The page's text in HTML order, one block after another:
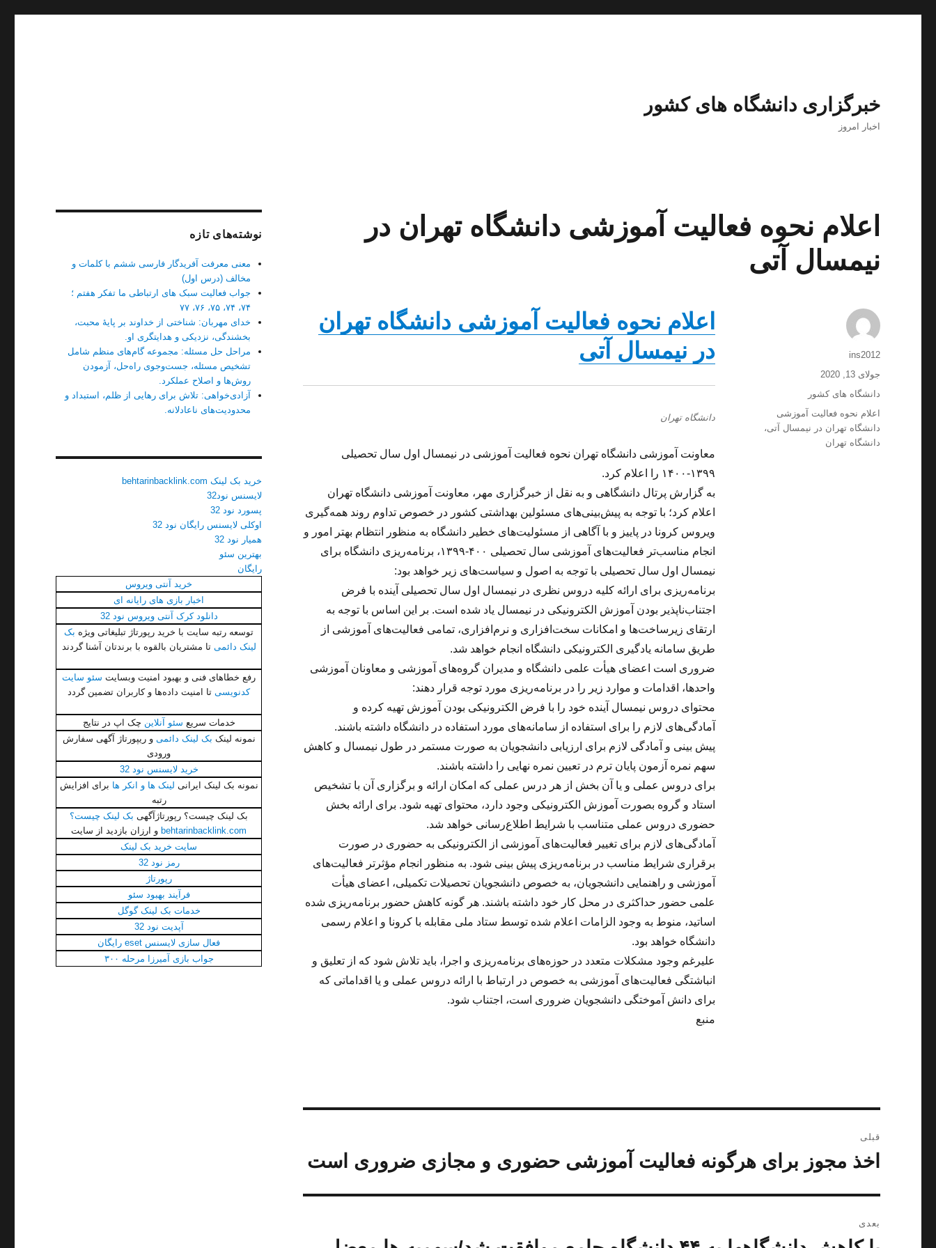
خبرگزاری دانشگاه های کشور
اخبار امروز
اعلام نحوه فعالیت آموزشی دانشگاه تهران در
نیمسال آتی
اعلام نحوه فعالیت آموزشی دانشگاه تهران
در نیمسال آتی
دانشگاه تهران
معاونت آموزشی دانشگاه تهران نحوه فعالیت آموزشی در نیمسال اول سال تحصیلی
۱۳۹۹-۱۴۰۰ را اعلام کرد.
به گزارش پرتال دانشگاهی و به نقل از خبرگزاری مهر، معاونت آموزشی دانشگاه تهران
اعلام کرد؛ با توجه به پیش‌بینی‌های مسئولین بهداشتی کشور در خصوص تداوم روند همه‌گیری
ویروس کرونا در پاییز و با آگاهی از مسئولیت‌های خطیر دانشگاه به منظور انتظام بهتر امور و
انجام مناسب‌تر فعالیت‌های آموزشی سال تحصیلی ۴۰۰-۱۳۹۹، برنامه‌ریزی دانشگاه برای
نیمسال اول سال تحصیلی با توجه به اصول و سیاست‌های زیر خواهد بود:
برنامه‌ریزی برای ارائه کلیه دروس نظری در نیمسال اول سال تحصیلی آینده با فرض
اجتناب‌ناپذیر بودن آموزش الکترونیکی در نیمسال یاد شده است. بر این اساس با توجه به
ارتقای زیرساخت‌ها و امکانات سخت‌افزاری و نرم‌افزاری، تمامی فعالیت‌های آموزشی از
طریق سامانه یادگیری الکترونیکی دانشگاه انجام خواهد شد.
ضروری است اعضای هیأت علمی دانشگاه و مدیران گروه‌های آموزشی و معاونان آموزشی
واحدها، اقدامات و موارد زیر را در برنامه‌ریزی مورد توجه قرار دهند:
محتوای دروس نیمسال آینده خود را با فرض الکترونیکی بودن آموزش تهیه کرده و
آمادگی‌های لازم را برای استفاده از سامانه‌های مورد استفاده در دانشگاه داشته باشند.
پیش بینی و آمادگی لازم برای ارزیابی دانشجویان به صورت مستمر در طول نیمسال و کاهش
سهم نمره آزمون پایان ترم در تعیین نمره نهایی را داشته باشند.
برای دروس عملی و یا آن بخش از هر درس عملی که امکان ارائه و برگزاری آن با تشخیص
استاد و گروه بصورت آموزش الکترونیکی وجود دارد، محتوای تهیه شود. برای ارائه بخش
حضوری دروس عملی متناسب با شرایط اطلاع‌رسانی خواهد شد.
آمادگی‌های لازم برای تغییر فعالیت‌های آموزشی از الکترونیکی به حضوری در صورت
برقراری شرایط مناسب در برنامه‌ریزی پیش بینی شود. به منظور انجام مؤثرتر فعالیت‌های
آموزشی و راهنمایی دانشجویان، به خصوص دانشجویان تحصیلات تکمیلی، اعضای هیأت
علمی حضور حداکثری در محل کار خود داشته باشند. هر گونه کاهش حضور برنامه‌ریزی شده
اساتید، منوط به وجود الزامات اعلام شده توسط ستاد ملی مقابله با کرونا و اعلام رسمی
دانشگاه خواهد بود.
علیرغم وجود مشکلات متعدد در حوزه‌های برنامه‌ریزی و اجرا، باید تلاش شود که از تعلیق و
انباشتگی فعالیت‌های آموزشی به خصوص در ارتباط با ارائه دروس عملی و یا اقداماتی که
برای دانش آموختگی دانشجویان ضروری است، اجتناب شود.
منبع
نویسنده
ins2012
ارسال
شده
جولای 13, 2020
دسته‌ها
دانشگاه های کشور
برچسب‌ها
اعلام نحوه فعالیت آموزشی
دانشگاه تهران در نیمسال آتی،
دانشگاه تهران
نوشته
قبلی
نوشته
اخذ مجوز برای هرگونه فعالیت آموزشی حضوری و مجازی ضروری است
بعدی
نوشته
نوشته‌های تازه
معنی معرفت آفریدگار فارسی ششم با کلمات و
مخالف (درس اول)
جواب فعالیت سبک های ارتباطی ما تفکر هفتم ؛
۷۴، ۷۴، ۷۵، ۷۶، ۷۷
خدای مهربان: شناختی از خداوند بر پایهٔ محبت،
بخشندگی، نزدیکی و هدایتگری او.
مراحل حل مسئله: مجموعه گام‌های منظم شامل
تشخیص مسئله، جست‌وجوی راه‌حل، آزمودن
روش‌ها و اصلاح عملکرد.
آزادی‌خواهی: تلاش برای رهایی از ظلم، استبداد و
محدودیت‌های ناعادلانه.
خرید بک لینک behtarinbacklink.com
لایسنس نود32
پسورد نود 32
اوکلی لایسنس رایگان نود 32
همیار نود 32
بهترین سئو
رایگان
خرید آنتی ویروس
اخبار بازی های رایانه ای
دانلود کرک آنتی ویروس نود 32
توسعه رتبه سایت با خرید رپورتاژ تبلیغاتی ویژه بک
لینک دائمی تا مشتریان بالقوه با برندتان آشنا گردند
رفع خطاهای فنی و بهبود امنیت وبسایت سئو سایت
کدنویسیتا امنیت داده‌ها و کاربران تضمین گردد
خدمات سریع سئو آنلاین چک اپ در نتایج
نمونه لینک بک لینک دائمی و ریپورتاژ آگهی سفارش
ورودی
خرید لایسنس نود 32
نمونه بک لینک ایرانی لینک ها و انکر ها برای افزایش
رتبه
بک لینک چیست؟ رپورتاژآگهی بک لینک چيست؟
behtarinbacklink.com و ارزان بازدید از سایت
سایت خرید بک لینک
رمز نود 32
رپورتاژ
فرآیند بهبود سئو
خدمات بک لینک گوگل
آپدیت نود 32
فعال سازی لایسنس eset رایگان
جواب بازی آمیرزا مرحله ۳۰۰